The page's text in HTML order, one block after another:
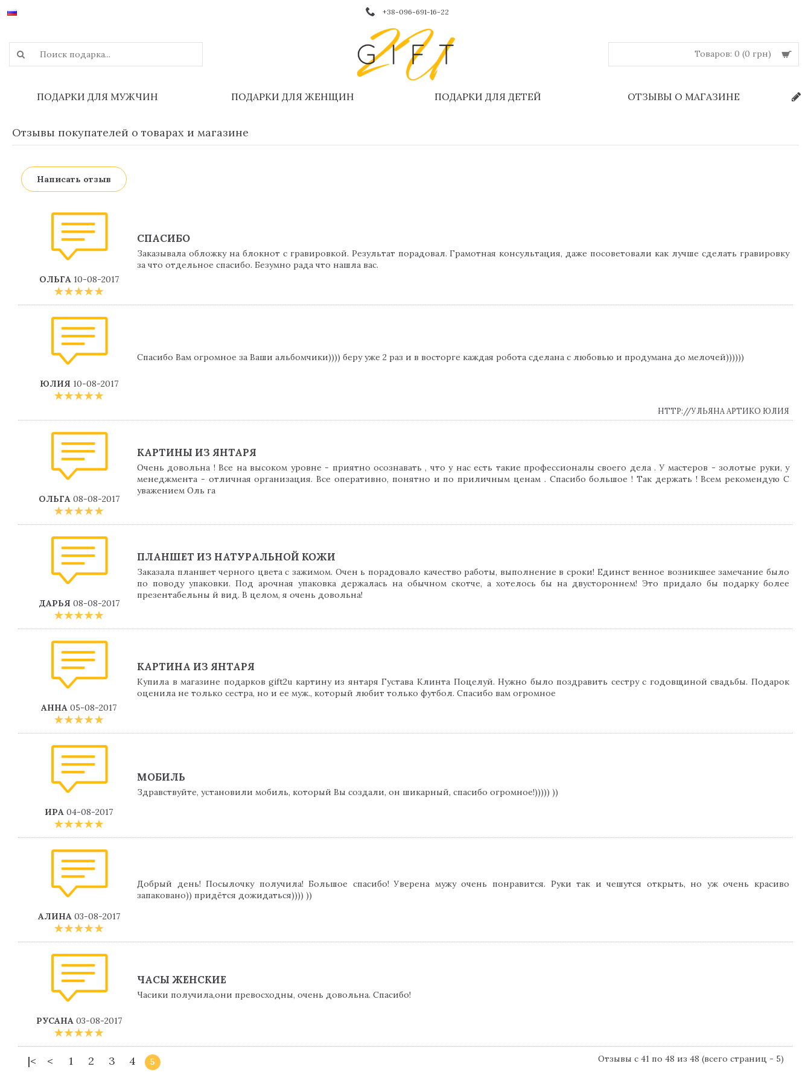
+38-096-691-16-22
Товаров: 0 (0 грн)
ПОДАРКИ ДЛЯ МУЖЧИН ПОДАРКИ ДЛЯ ЖЕНЩИН ПОДАРКИ ДЛЯ ДЕТЕЙ ОТЗЫВЫ О МАГАЗИНЕ
Отзывы покупателей о товарах и магазине
Написать отзыв
ОЛЬГА 10-08-2017
СПАСИБО
Заказывала обложку на блокнот с гравировкой. Результат порадовал. Грамотная консультация, даже посоветовали как лучше сделать гравировку
за что отдельное спасибо. Безумно рада что нашла вас.
ЮЛИЯ 10-08-2017
Спасибо Вам огромное за Ваши альбомчики)))) беру уже 2 раз и в восторге каждая робота сделана с любовью и продумана до мелочей))))))
HTTP://УЛЬЯНА АРТИКО ЮЛИЯ
ОЛЬГА08-08-2017
КАРТИНЫ ИЗ ЯНТАРЯ
Очень довольна ! Все на высоком уровне - приятно осознавать , что у нас есть такие профессионалы своего дела . У мастеров - золотые руки, у
менеджмента - отличная организация. Все оперативно, понятно и по приличным ценам . Спасибо большое ! Так держать ! Всем рекомендую С
уважением Оль га
ДАРЬЯ 08-08-2017
ПЛАНШЕТ ИЗ НАТУРАЛЬНОЙ КОЖИ
Заказала планшет черного цвета с зажимом. Очен ь порадовало качество работы, выполнение в сроки! Единст венное возникшее замечание было
по поводу упаковки. Под арочная упаковка держалась на обычном скотче, а хотелось бы на двустороннем! Это придало бы подарку более
презентабельны й вид. В целом, я очень довольна!
АННА 05-08-2017
КАРТИНА ИЗ ЯНТАРЯ
Купила в магазине подарков gift2u картину из янтаря Густава Клинта Поцелуй. Нужно было поздравить сестру с годовщиной свадьбы. Подарок
оценила не только сестра, но и ее муж., который любит только футбол. Спасибо вам огромное
ИРА 04-08-2017
МОБИЛЬ
Здравствуйте, установили мобиль, который Вы создали, он шикарный, спасибо огромное!))))) ))
АЛИНА03-08-2017
Добрый день! Посылочку получила! Большое спасибо! Уверена мужу очень понравится. Руки так и чешутся открыть, но уж очень красиво
запаковано)) придётся дожидаться)))) ))
РУСАНА03-08-2017
ЧАСЫ ЖЕНСКИЕ
Часики получила,они превосходны, очень довольна. Спасибо!
|< < 1 2 3 4 5 Отзывы с 41 по 48 из 48 (всего страниц - 5)